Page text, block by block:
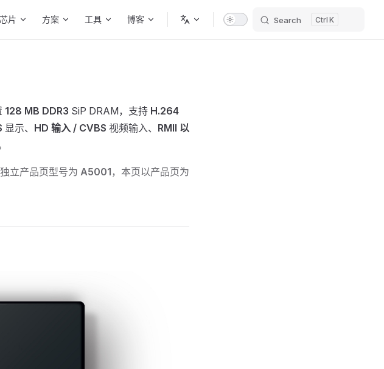
Search K
芯片 方案 工具 博客
128 MB DDR3 SiP DRAM，支持 H.264
显示、 HD 输入 / CVBS 视频输入、 RMII 以
立产品页型号为 A5001 ，本页以产品页为